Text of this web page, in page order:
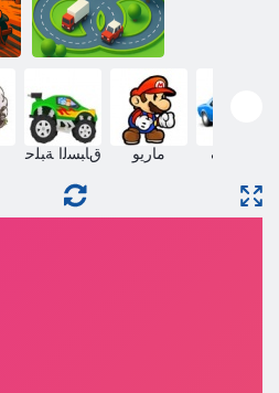
ﺔﻨﺣﺎﺷ ﺔﻔﻴﻈﻨﻟﺍ
ﺓﺮﻳﺰﺠﻟﺍ
ﺩﺎﻌﺑﻷ ﺍ ﺔﻴﺛﻼ ﺛ
ﺭﻭﺮﻤﻟﺍ ﺔﻛﺮﺣ
ﻞﻴﻐﺸﺗ
ﻕﺎﺒﺴﻟﺍ ﺔﺒﻠﺣ ماريو انحراف